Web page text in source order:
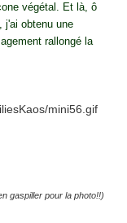
végétal. Et là, ô
j'ai obtenu une
rallongé la
gaspiller pour la photo!!)